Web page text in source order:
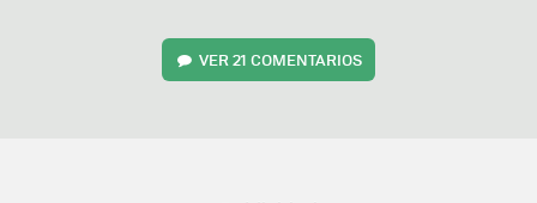
VER21 COMENTARIOS